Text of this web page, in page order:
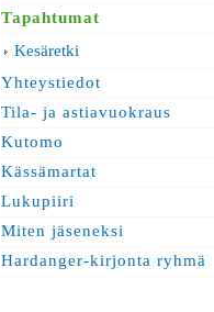
Tapahtumat
Kesäretki
Yhteystiedot
Tila- ja astiavuokraus
Kutomo
Kässämartat
Lukupiiri
Miten jäseneksi
Hardanger-kirjonta ryhmä